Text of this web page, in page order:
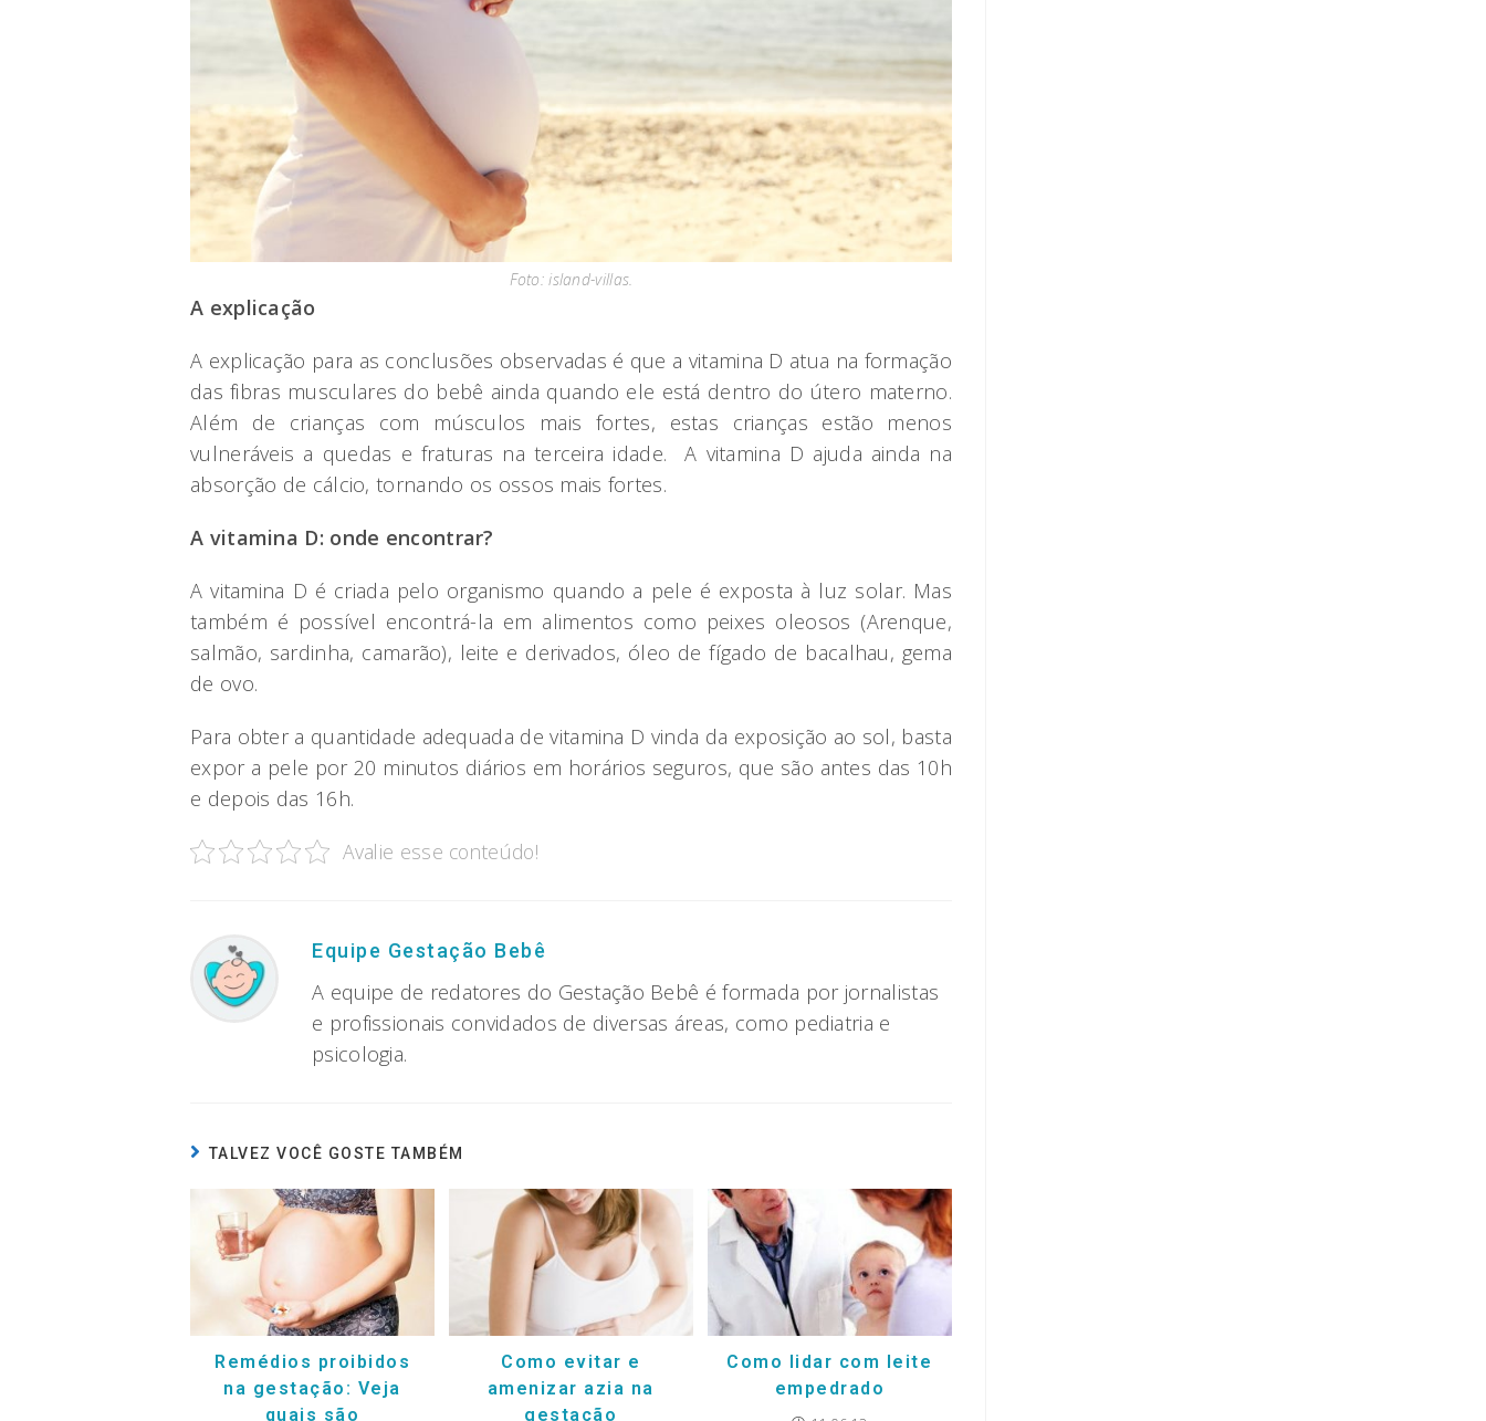
Foto: island-villas.
A explicação
A explicação para as conclusões observadas é que a vitamina D atua na formação
das fibras musculares do bebê ainda quando ele está dentro do útero materno.
Além de crianças com músculos mais fortes, estas crianças estão menos
vulneráveis a quedas e fraturas na terceira idade. A vitamina D ajuda ainda na
absorção de cálcio, tornando os ossos mais fortes.
A vitamina D: onde encontrar?
A vitamina D é criada pelo organismo quando a pele é exposta à luz solar. Mas
também é possível encontrá-la em alimentos como peixes oleosos (Arenque,
salmão, sardinha, camarão), leite e derivados, óleo de fígado de bacalhau, gema
de ovo.
Para obter a quantidade adequada de vitamina D vinda da exposição ao sol, basta
expor a pele por 20 minutos diários em horários seguros, que são antes das 10h
e depois das 16h.
Avalie esse conteúdo!
Equipe Gestação Bebê
A equipe de redatores do Gestação Bebê é formada por jornalistas
e profissionais convidados de diversas áreas, como pediatria e
psicologia.
TALVEZ VOCÊ GOSTE TAMBÉM
Remédios proibidos
na gestação: Veja
quais são
Como evitar e
amenizar azia na
gestação
Como lidar com leite
empedrado